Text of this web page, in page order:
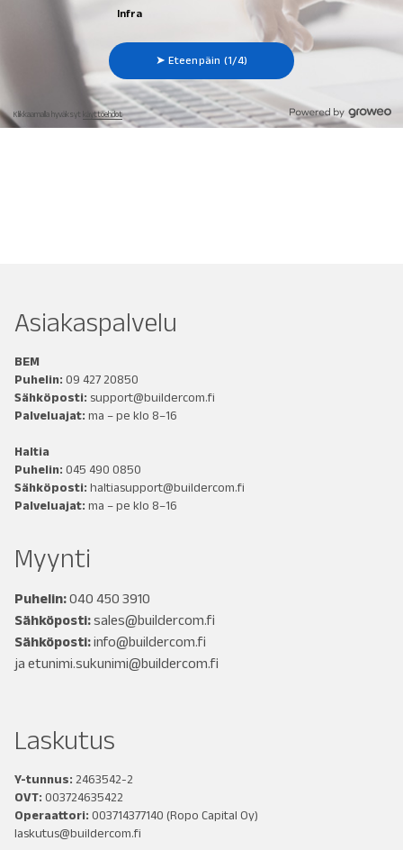
Asiakaspalvelu
BEM
Puhelin: 09 427 20850
Sähköposti: support@buildercom.fi
Palveluajat: ma – pe klo 8–16
Haltia
Puhelin: 045 490 0850
Sähköposti: haltiasupport@buildercom.fi
Palveluajat: ma – pe klo 8–16
Myynti
Puhelin:040 450 3910
Sähköposti:sales@buildercom.fi
Sähköposti:info@buildercom.fi
ja etunimi.sukunimi@buildercom.fi
Laskutus
Y-tunnus: 2463542-2
OVT: 003724635422
Operaattori: 003714377140 (Ropo Capital Oy)
laskutus@buildercom.fi